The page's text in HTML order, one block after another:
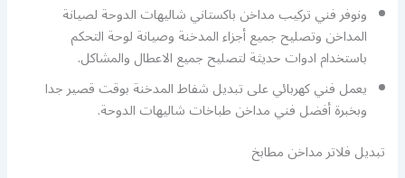
ونوفر فني تركيب مداخن باكستاني شاليهات الدوحة لصيانة
المداخن وتصليح جميع أجزاء المدخنة وصيانة لوحة التحكم
باستخدام ادوات حديثة لتصليح جميع الاعطال والمشاكل.
يعمل فني كهربائي على تبديل شفاط المدخنة بوقت قصير جدا
وبخبرة أفضل فني مداخن طباخات شاليهات الدوحة.
تبديل فلاتر مداخن مطابخ